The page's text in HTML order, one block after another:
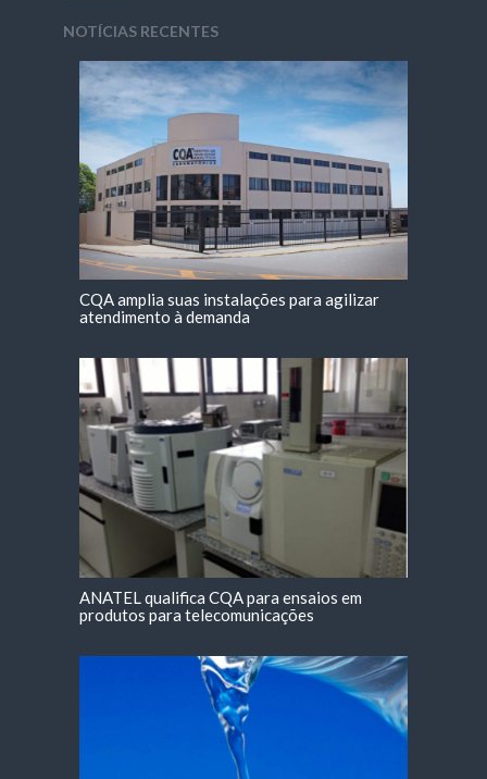
NOTÍCIAS RECENTES
CQA amplia suas instalações para agilizar
atendimento à demanda
ANATEL qualifica CQA para ensaios em
produtos para telecomunicações